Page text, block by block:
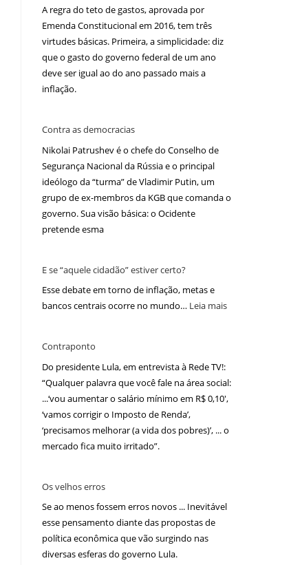
A regra do teto de gastos, aprovada por
Emenda Constitucional em 2016, tem três
virtudes básicas. Primeira, a simplicidade: diz
que o gasto do governo federal de um ano
deve ser igual ao do ano passado mais a
inflação.
Contra as democracias
Nikolai Patrushev é o chefe do Conselho de
Segurança Nacional da Rússia e o principal
ideólogo da “turma” de Vladimir Putin, um
grupo de ex-membros da KGB que comanda o
governo. Sua visão básica: o Ocidente
pretende esma
E se “aquele cidadão” estiver certo?
Esse debate em torno de inflação, metas e
bancos centrais ocorre no mundo… Leia mais
Contraponto
Do presidente Lula, em entrevista à Rede TV!:
“Qualquer palavra que você fale na área social:
...‘vou aumentar o salário mínimo em R$ 0,10′,
‘vamos corrigir o Imposto de Renda’,
‘precisamos melhorar (a vida dos pobres)’, ... o
mercado fica muito irritado”.
Os velhos erros
Se ao menos fossem erros novos ... Inevitável
esse pensamento diante das propostas de
política econômica que vão surgindo nas
diversas esferas do governo Lula.